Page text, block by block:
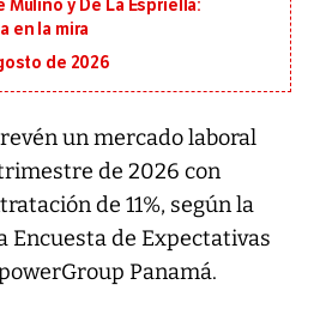
Mulino y De La Espriella:
en la mira
de 2026
un mercado laboral
de 2026 con
de 11%, según la
Encuesta de Expectativas
Panamá.